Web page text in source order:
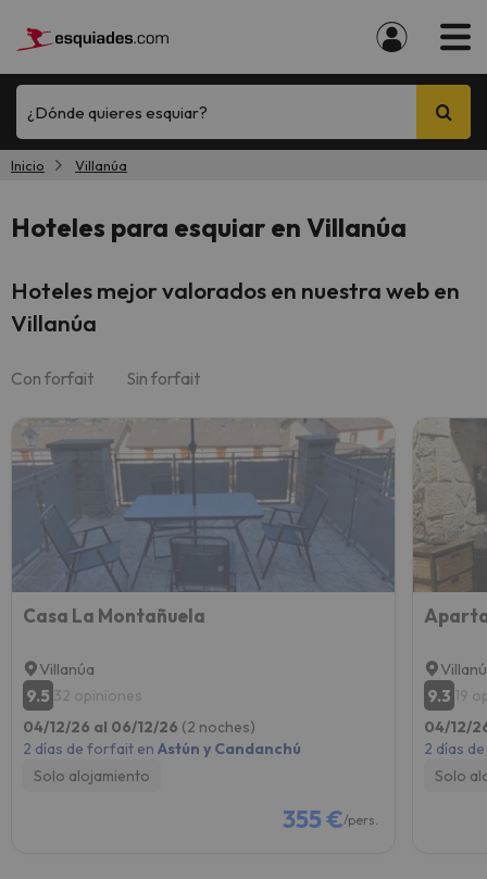
¿Dónde quieres esquiar?
Inicio Villanúa
Hoteles para esquiar en Villanúa
Hoteles mejor valorados en nuestra web en
Villanúa
Con forfait Sin forfait
Casa La Montañuela
Villanúa
9.5 32 opiniones
04/12/26 al 06/12/26 (2 noches)
2 días de forfait en Astún y Candanchú
Solo alojamiento
355 €/pers.
9.3 19
04/12/
2 días
Solo